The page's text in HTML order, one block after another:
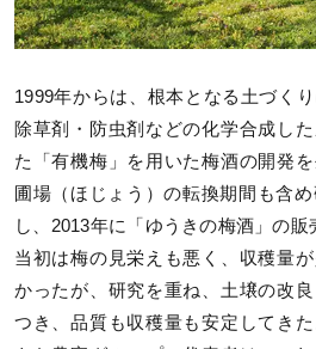
1999年からは、根本となる土づく
除草剤・防虫剤などの化学合成し
た「有機梅」を用いた梅酒の開発
圃場（ほじょう）の転換期間も含
し、2013年に「ゆうきの梅酒」の販
当初は梅の見栄えも悪く、収穫量
かったが、研究を重ね、土壌の改
つき、品質も収穫量も安定してき